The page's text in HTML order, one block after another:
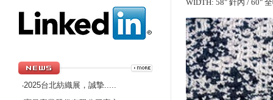
‧2025台北紡織展，誠摯.....
WIDTH: 58" 針內 / 60"